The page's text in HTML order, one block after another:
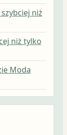
niż
niż tylko
Moda